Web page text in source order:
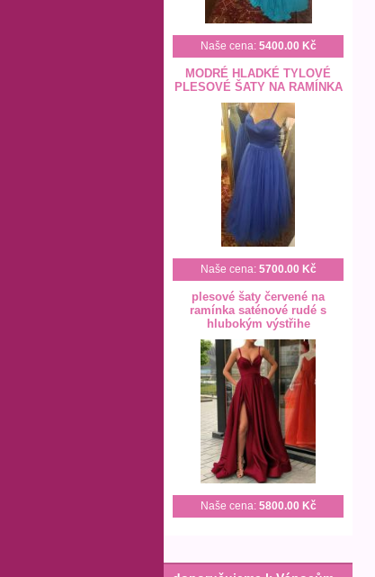
Naše cena: 5400.00 Kč
MODRÉ HLADKÉ TYLOVÉ
PLESOVÉ ŠATY NA RAMÍNKA
Naše cena: 5700.00 Kč
plesové šaty červené na
ramínka saténové rudé s
hlubokým výstřihe
Naše cena: 5800.00 Kč